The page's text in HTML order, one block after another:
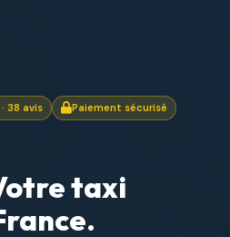
38 avis
Paiement sécurisé
taxi